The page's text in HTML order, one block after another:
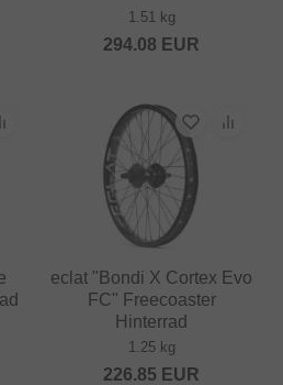
1.51 kg
294.08 EUR
eclat "Bondi X Cortex Evo
FC" Freecoaster
Hinterrad
1.25 kg
226.85 EUR